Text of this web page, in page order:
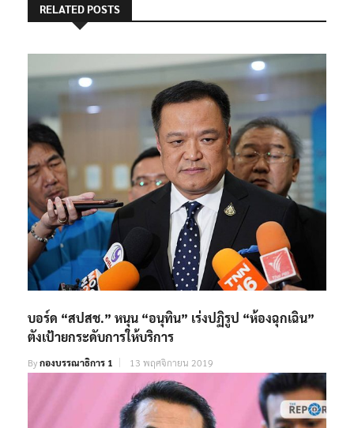
RELATED POSTS
บอร์ด “สปสช.” หนุน “อนุทิน” เร่งปฏิรูป “ห้องฉุกเฉิน”
ตังเป้ายกระดับการให้บริการ
Byกองบรรณาธิการ 1 13 พฤศจิกายน 2019